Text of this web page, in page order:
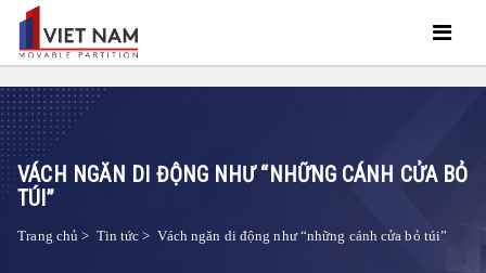
VÁCH NGĂN DI ĐỘNG NHƯ “NHỮNG CÁNH CỬA BỎ
TÚI”
Trang chủ > Tin tức > Vách ngăn di động như “những cánh cửa bỏ túi”